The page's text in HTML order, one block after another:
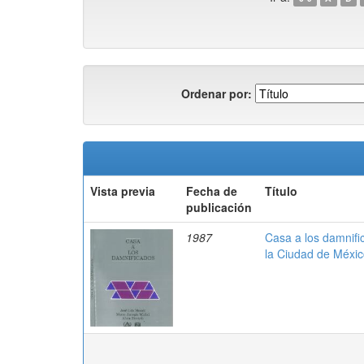
Ordenar por:
Vista previa
Fecha de
publicación
Título
1987
Casa a los
la Ciudad de